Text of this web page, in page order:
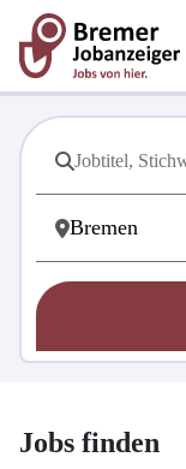
Jobs finden